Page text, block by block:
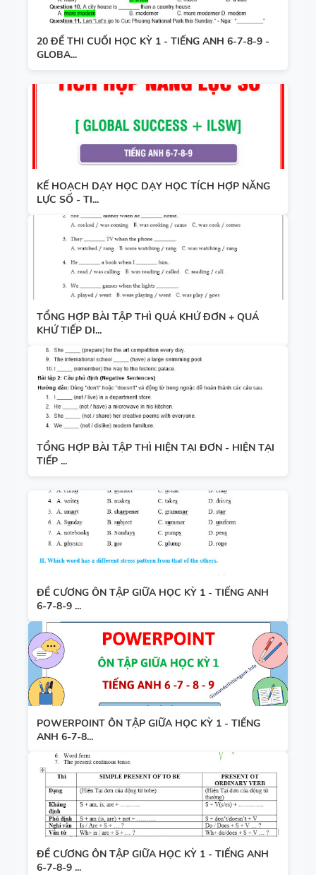
20 ĐỀ THI CUỐI HỌC KỲ 1 - TIẾNG ANH 6-7-8-9 -
GLOBA...
KẾ HOẠCH DẠY HỌC DẠY HỌC TÍCH HỢP NĂNG
LỰC SỐ - TI...
TỔNG HỢP BÀI TẬP THÌ QUÁ KHỨ ĐƠN + QUÁ
KHỨ TIẾP DI...
TỔNG HỢP BÀI TẬP THÌ HIỆN TẠI ĐƠN - HIỆN TẠI
TIẾP ...
ĐỀ CƯƠNG ÔN TẬP GIỮA HỌC KỲ 1 - TIẾNG ANH
6-7-8-9 ...
POWERPOINT ÔN TẬP GIỮA HỌC KỲ 1 - TIẾNG
ANH 6-7-8...
ĐỀ CƯƠNG ÔN TẬP GIỮA HỌC KỲ 1 - TIẾNG ANH
6-7-8-9 ...